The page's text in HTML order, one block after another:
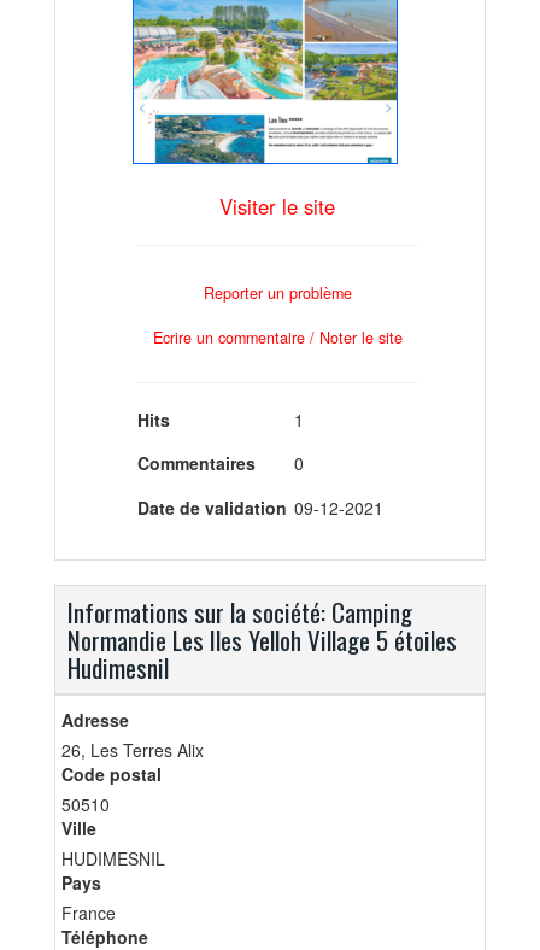
Visiter le site
Reporter un problème
Ecrire un commentaire / Noter le site
Hits
1
Commentaires
0
Date de validation 09-12-2021
Informations sur la société: Camping
Normandie Les Iles Yelloh Village 5 étoiles
Hudimesnil
Adresse
26, Les Terres Alix
Code postal
50510
Ville
HUDIMESNIL
Pays
France
Téléphone